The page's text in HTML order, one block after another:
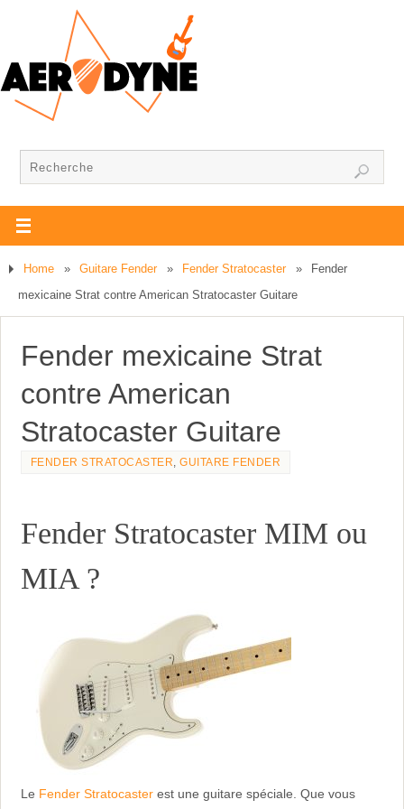
Home » Guitare Fender » Fender Stratocaster »
Fender
mexicaine Strat contre American Stratocaster Guitare
Fender mexicaine Strat
contre American
Stratocaster Guitare
FENDER STRATOCASTER ,GUITARE FENDER
Fender Stratocaster MIM ou
MIA ?
Le Fender Stratocasterest une guitare spéciale. Que vous